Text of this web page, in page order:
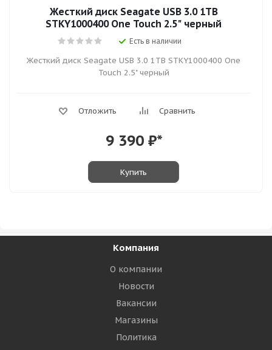
Жесткий диск Seagate USB 3.0 1TB
STKY1000400 One Touch 2.5" черный
Есть в наличии
Жесткий диск Seagate USB 3.0 1TB STKY1000400 One
Touch 2.5" черный
Отложить Сравнить
9 390₽*
Купить
Компания
О компании
Новости
Вакансии
Магазины
Политика